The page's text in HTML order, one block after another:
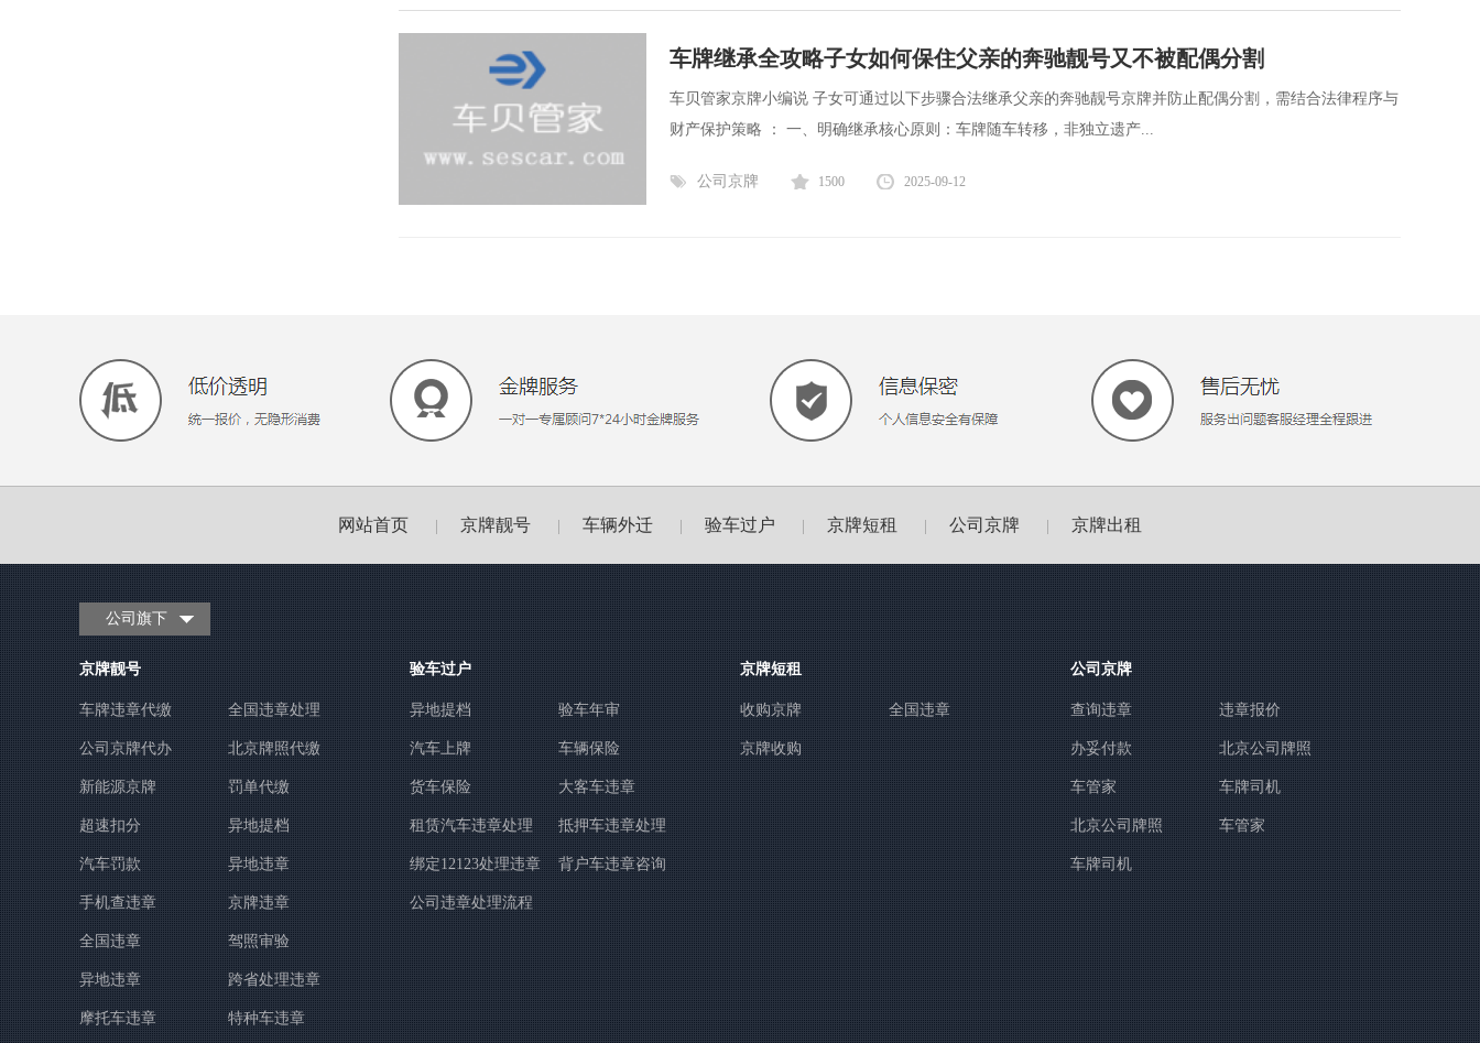
车牌继承全攻略子女如何保住父亲的奔驰靓号又不被配偶分割
车贝管家京牌小编说 子女可通过以下步骤合法继承父亲的奔驰靓号京牌并防止配偶分割，需结合法律程序与
财产保护策略 ： 一、明确继承核心原则：车牌随车转移，非独立遗产...
公司京牌 1500 2025-09-12
网站首页 京牌靓号 车辆外迁 验车过户 京牌短租 公司京牌 京牌出租
公司旗下
京牌靓号
车牌违章代缴 全国违章处理
公司京牌代办 北京牌照代缴
新能源京牌 罚单代缴
超速扣分 异地提档
汽车罚款 异地违章
手机查违章 京牌违章
全国违章 驾照审验
异地违章 跨省处理违章
摩托车违章 特种车违章
验车过户
异地提档 验车年审
汽车上牌 车辆保险
货车保险 大客车违章
租赁汽车违章处理 抵押车违章处理
绑定12123处理违章 背户车违章咨询
公司违章处理流程
京牌短租
收购京牌 全国违章
京牌收购
公司京牌
查询违章 违章报价
办妥付款 北京公司牌照
车管家 车牌司机
北京公司牌照 车管家
车牌司机